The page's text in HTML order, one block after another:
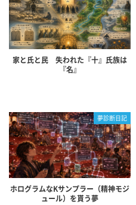
家と氏と民 失われた『十』氏族は
『名』
夢診断日記
ホログラムなKサンプラー（精神モジ
ュール）を貰う夢